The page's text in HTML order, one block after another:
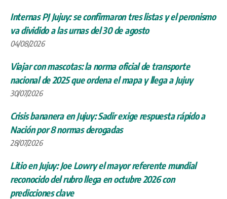
Internas PJ Jujuy: se confirmaron tres listas y el peronismo
va dividido a las urnas del 30 de agosto
04/08/2026
Viajar con mascotas: la norma oficial de transporte
nacional de 2025 que ordena el mapa y llega a Jujuy
30/07/2026
Crisis bananera en Jujuy: Sadir exige respuesta rápido a
Nación por 8 normas derogadas
28/07/2026
Litio en Jujuy: Joe Lowry el mayor referente mundial
reconocido del rubro llega en octubre 2026 con
predicciones clave